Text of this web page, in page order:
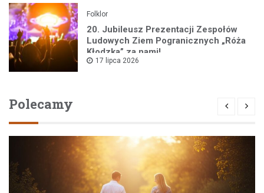
Folklor
20. Jubileusz Prezentacji Zespołów
Ludowych Ziem Pogranicznych „Róża
Kłodzka” za nami!
17 lipca 2026
Polecamy